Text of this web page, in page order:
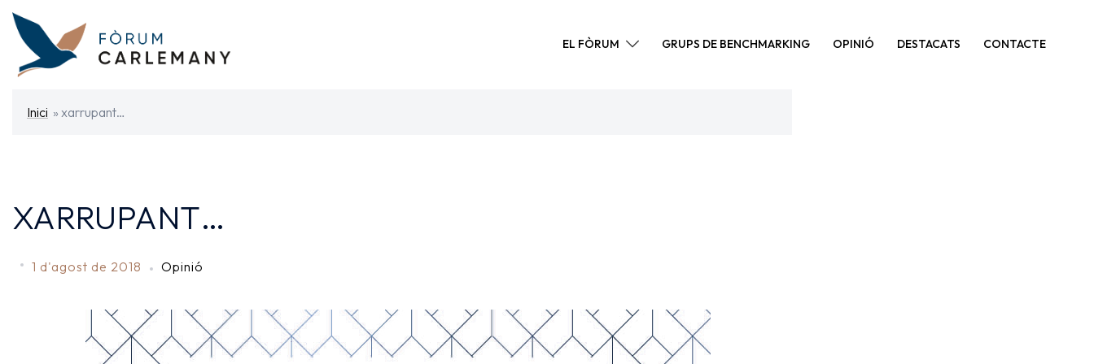
Skip
content
EL FÒRUM GRUPS DE BENCHMARKING OPINIÓ DESTACATS CONTACTE
Inici »xarrupant…
XARRUPANT…
1 d'agost de 2018 Opinió